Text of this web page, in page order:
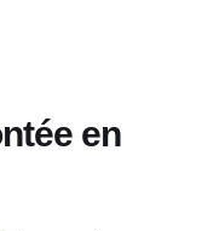
en